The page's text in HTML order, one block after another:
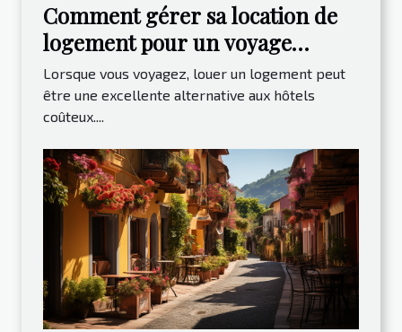
Comment gérer sa location de
logement pour un voyage
paisible ?
Lorsque vous voyagez, louer un logement peut
être une excellente alternative aux hôtels
coûteux....